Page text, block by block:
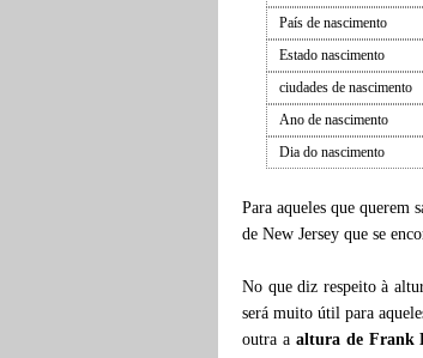
País de nascimento
Estado nascimento
ciudades de nascimento
Ano de nascimento
Dia do nascimento
Para aqueles que querem
de New Jersey que se
No que diz respeito à
será muito útil para
outra a altura de Frank